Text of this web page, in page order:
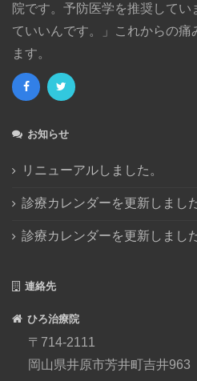
2017年8月(1)
2017年4月
(2)
2016年12月
2016年11月
2016年7月 (2)
2016年5月
2016年4月(1)
2015年12月
2015年8月
2015年7月
2015年6月(1)
院です。予防医学を推奨して
ていいんです。」これからの痛
ます。
お知らせ
リニューアルしました。
診療カレンダーを更新しまし
診療カレンダーを更新しまし
連絡先
ひろ治療院
〒714-2111
岡山県井原市芳井町吉井963